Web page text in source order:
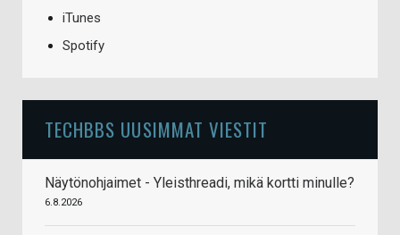
iTunes
Spotify
TECHBBS UUSIMMAT VIESTIT
Näytönohjaimet - Yleisthreadi, mikä kortti minulle?
6.8.2026